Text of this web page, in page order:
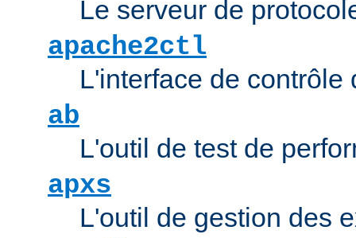
Le serveur de
apache2ctl
L'interface de contrôle
ab
L'outil de test de
apxs
L'outil de gestion des